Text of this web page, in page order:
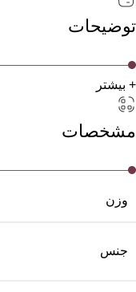
توضیحات
+ بیشتر
مشخصات
وزن
جنس